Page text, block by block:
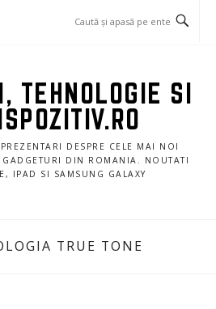
TEHNOLOGIE SI
DESPRE CELE MAI NOI
GADGETURI DIN ROMANIA. NOUTATI
IPAD SI SAMSUNG GALAXY
TRUE TONE